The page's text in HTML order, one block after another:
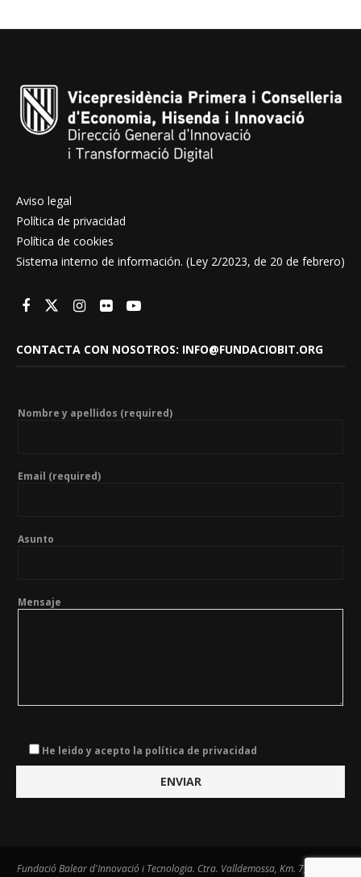
Aviso legal
Política de privacidad
Política de cookies
Sistema interno de información. (Ley 2/2023, de 20 de febrero)
CONTACTA CON NOSOTROS: INFO@FUNDACIOBIT.ORG
Nombre y apellidos (required)
Email (required)
Asunto
Mensaje
He leido y acepto la política de privacidad
Fundació Balear d'Innovació i Tecnologia. Ctra. Valldemossa, Km. 7,4. Centre